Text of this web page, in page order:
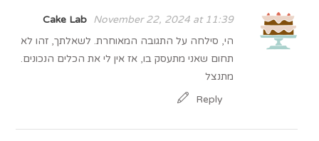
Cake Lab
November 22, 2024 at 11:39
הי, סילחה על התגובה המאוחרת. לשאלתך, זהו לא
תחום שאני מתעסק בו, אז אין לי את הכלים הנכונים.
מתנצל
Reply